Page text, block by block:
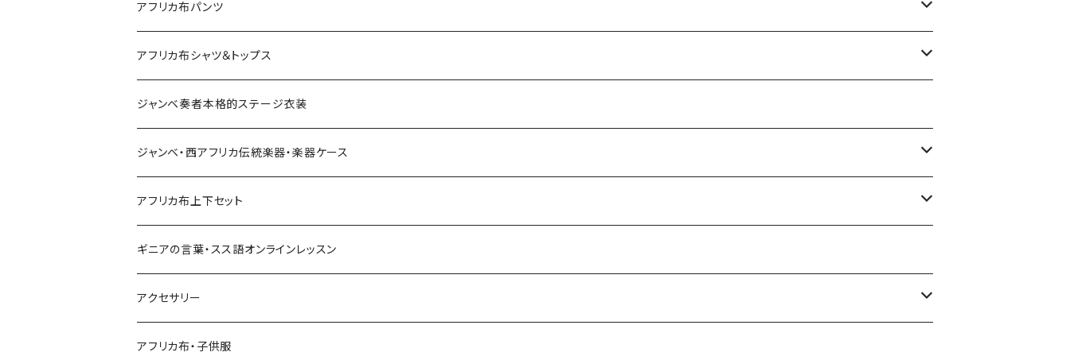
petit carré
Pochette
Sacoche
アフリカ布パンツ
レディースパンツ
Pantalon Gaucho
Pantalon bermuda
男女兼用パンツ
アフリカ布シャツ＆トップス
男女兼用シャツ
レディーストップス
ジャンベ奏者本格的ステージ衣装
ジャンベ・西アフリカ伝統楽器・楽器ケース
ジャンベ
ジャンベケース
ドゥンドゥン ベル
アフリカ布上下セット
男女兼用シャツ＆パンツセット
ギニアの言葉・スス語オンラインレッスン
アクセサリー
キーホルダー
アフリカ布・子供服